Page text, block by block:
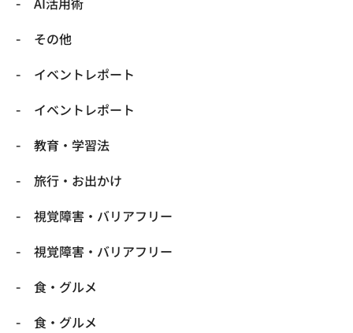
​その他
​イベントレポート
​イベントレポート
​教育・学習法
​旅行・お出かけ
​視覚障害・バリアフリー
​視覚障害・バリアフリー
​食・グルメ
​食・グルメ